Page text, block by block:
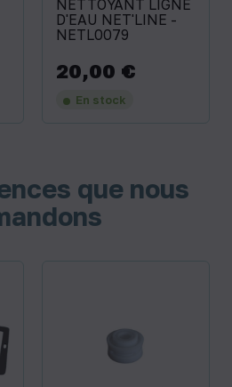
NETTOYANT LIGNE
D'EAU NET'LINE -
NETL0079
Prix
20,00 €
En stock
que nous